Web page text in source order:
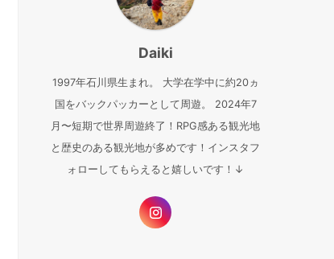
Daiki
1997年石川県生まれ。 大学在学中に約20ヵ
国をバックパッカーとして周遊。 2024年7
月〜短期で世界周遊終了！RPG感ある観光地
と歴史のある観光地が多めです！インスタフ
ォローしてもらえると嬉しいです！↓